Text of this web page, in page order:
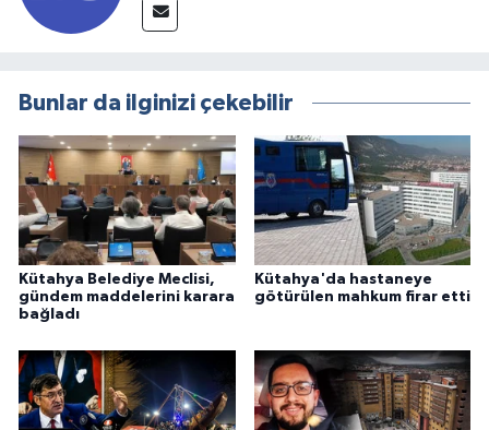
Bunlar da ilginizi çekebilir
Kütahya Belediye Meclisi,
gündem maddelerini karara
bağladı
Kütahya'da hastaneye
götürülen mahkum firar etti